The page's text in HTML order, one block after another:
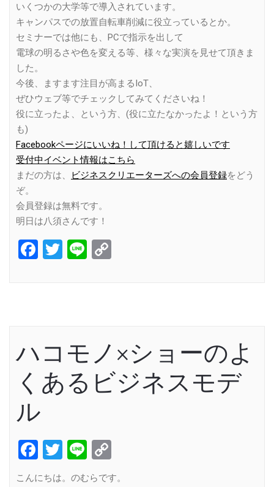
いくつかの大学等で導入されています。
キャンパスでの放置自転車削減に役立っているとか。
セミナーでは他にも、PCで指示を出して
電球の明るさや色を変える等、様々な実演を見せて頂きま
した。
今後、ますます注目が高まるIoT、
ぜひウェブ等でチェックしてみてくださいね！
役に立ったよ、という方、(役に立たなかったよ！という方
も)
Facebookページにいいね！して頂けると嬉しいです
受付中イベント情報はこちら
まだの方は、
ビジネスクリエーターズへの会員登録をどう
ぞ。
会員登録は無料です。
明日は八須さんです！
Facebook
Twitter
Line
ハコモノ×ショーのよ
くあるビジネスモデ
ル
Facebook
Twitter
Line
Link
こんにちは。のむらです。